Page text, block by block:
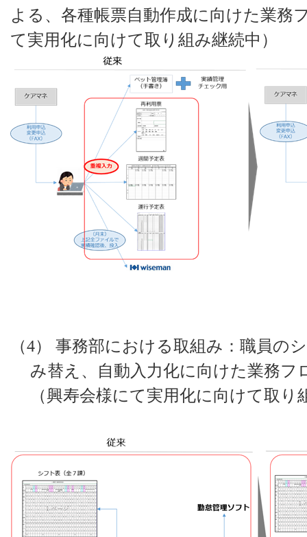
よる、各種帳票自動作成に向けた業務
て実用化に向けて取り組み継続中）
（4） 事務部における取組み：職員の
み替え、自動入力化に向けた業務フ
（興寿会様にて実用化に向けて取り